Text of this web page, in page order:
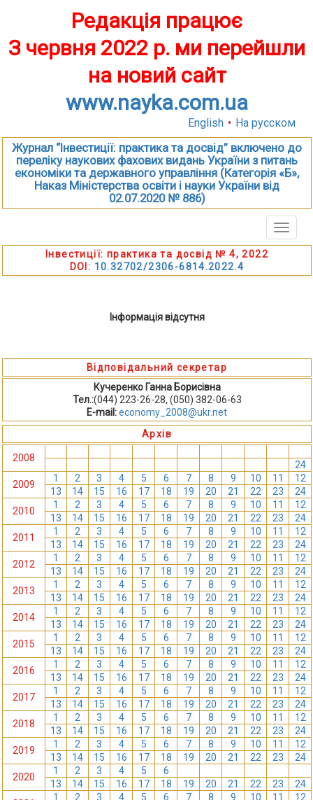
Редакція працює
З червня 2022 р. ми перейшли
на новий сайт
www.nayka.com.ua
English • На русском
Журнал “Інвестиції: практика та досвід” включено до
переліку наукових фахових видань України з питань
економіки та державного управління (Категорія «Б»,
Наказ Міністерства освіти і науки України від
02.07.2020 № 886)
Toggle
Інвестиції: практика та досвід № 4, 2022
DOI: 10.32702/2306-6814.2022.4
Інформація відсутня
Відповідальний секретар
Кучеренко Ганна Борисівна
Тел.:(044) 223-26-28, (050) 382-06-63
E-mail:economy_2008@ukr.net
Архів
2008
24
2009
1 2 3 4 5 6 7 8 9 10 11
12
13
14 15 16 17 18 19 20 21 22 23
24
2010
1 2 3 4 5 6 7 8 9 10 11
12
13
14 15 16 17 18 19 20 21 22 23
24
2011
1 2 3 4 5 6 7 8 9 10 11
12
13
14 15 16 17 18 19 20 21 22 23
24
2012
1 2 3 4 5 6 7 8 9 10 11
12
13
14 15 16 17 18 19 20 21 22 23
24
2013
1 2 3 4 5 6 7 8 9 10 11
12
13
14 15 16 17 18 19 20 21 22 23
24
2014
1 2 3 4 5 6 7 8 9 10 11
12
13
14 15 16 17 18 19 20 21 22 23
24
2015
1 2 3 4 5 6 7 8 9 10 11
12
13
14 15 16 17 18 19 20 21 22 23
24
2016
1 2 3 4 5 6 7 8 9 10 11
12
13
14 15 16 17 18 19 20 21 22 23
24
2017
1 2 3 4 5 6 7 8 9 10 11
12
13
14 15 16 17 18 19 20 21 22 23
24
2018
1 2 3 4 5 6 7 8 9 10 11
12
13
14 15 16 17 18 19 20 21 22 23
24
2019
1 2 3 4 5 6 7 8 9 10 11
12
13
14 15 16 17 18 19 20 21 22 23
24
2020
1 2 3 4 5 6
13
14 15 16 17 18 19 20 21 22 23
24
1 2 3 4 5 6 7 8 9 10 11
12